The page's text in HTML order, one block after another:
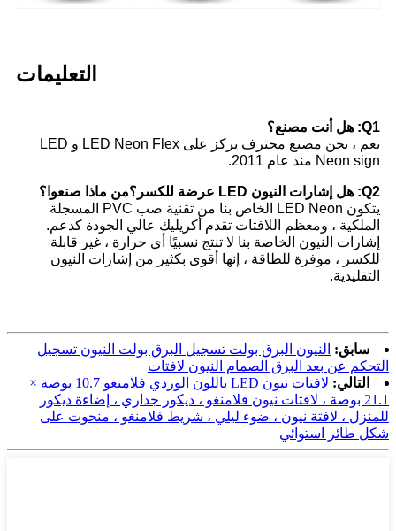
التعليمات
Q1: هل أنت مصنع؟
نعم ، نحن مصنع محترف يركز على LED Neon Flex و LED
Neon sign منذ عام 2011.
Q2: هل إشارات النيون LED عرضة للكسر؟من ماذا صنعوا؟
يتكون LED Neon الخاص بنا من تقنية صب PVC المسجلة
الملكية ، ومعظم اللافتات تقدم أكريليك عالي الجودة كدعم.
إشارات النيون الخاصة بنا لا تنتج نسبيًا أي حرارة ، غير قابلة
للكسر ، موفرة للطاقة ، إنها أقوى بكثير من إشارات النيون
التقليدية.
سابق: النيون البرق بولت تسجيل البرق بولت النيون تسجيل
التحكم عن بعد البرق الصمام النيون لافتات
التالي:
لافتات نيون LED باللون الوردي فلامنغو 10.7 بوصة ×
21.1 بوصة ، لافتات نيون فلامنغو ، ديكور جداري ، إضاءة ديكور
للمنزل ، لافتة نيون ، ضوء ليلي ، شريط فلامنغو ، منحوت على
شكل طائر استوائي